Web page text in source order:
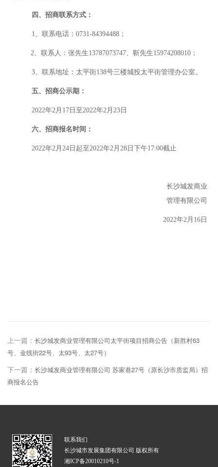
四、招商联系方式：
1、联系电话：0731-84394488；
2、联系人： 张先生13787073747、 靳先生15974208010；
3、联系地址： 太平街138号三楼城投太平街管理办公室。
五、招商公示期：
2022年2月 17 日至2022年2月 23 日
六、 招商报名时间 ：
2022年2月24日起至2022年2月28日下午17:00截止
长沙城发商业
管理有限公司
2022年2月 16 日
上一篇： 长沙城发商业管理有限公司太平街项目招商公告（新胜村63
号、金线街22号、太93号、太27号）
下一篇： 长沙城发商业管理有限公司 苏家巷27号（原长沙市质监局）招
商报名公告
联系我们
长沙城市发展集团有限公司 版权所有
湘ICP备20010210号-1